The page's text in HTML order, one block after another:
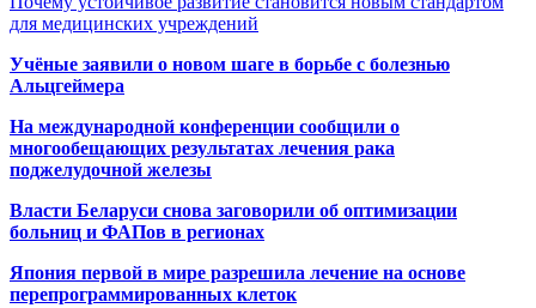
для медицинских учреждений
Учёные заявили о новом шаге в борьбе с болезнью
Альцгеймера
На международной конференции сообщили о
многообещающих результатах лечения рака
поджелудочной железы
Власти Беларуси снова заговорили об оптимизации
больниц и ФАПов в регионах
Япония первой в мире разрешила лечение на основе
перепрограммированных клеток